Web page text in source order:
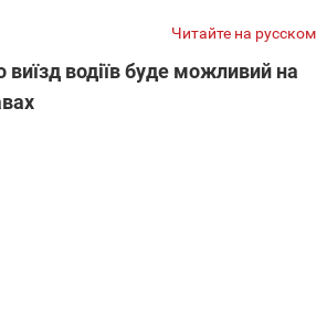
Читайте на русском
водіїв буде можливий на